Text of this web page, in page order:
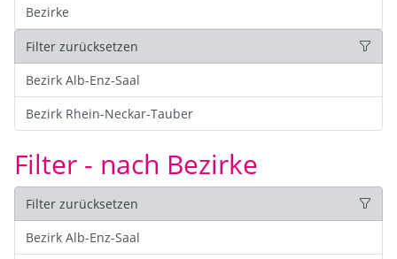
Bezirke
Filter zurücksetzen
Bezirk Alb-Enz-Saal
Bezirk Rhein-Neckar-Tauber
Filter - nach Bezirke
Filter zurücksetzen
Bezirk Alb-Enz-Saal